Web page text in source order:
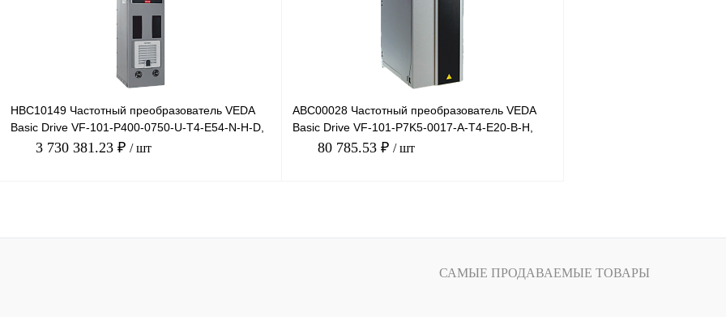
Сравнение
HBC10149 Частотный преобразователь VEDA
Basic Drive VF-101-P400-0750-U-T4-E54-N-H-D,
380В, 400кВт, 7
3 730 381.23 ₽ / шт
ABC00028 Частотный преобразователь VEDA
Basic Drive VF-101-P7K5-0017-A-T4-E20-B-H,
380В, 7,5кВт, 17А
80 785.53 ₽ / шт
САМЫЕ ПРОДАВАЕМЫЕ ТОВАРЫ